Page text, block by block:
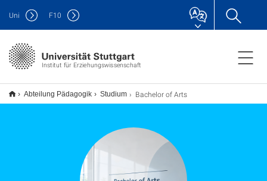
Institut für Erziehungswissenschaft
Uni F10
Abteilung Pädagogik Studium Bachelor of Arts